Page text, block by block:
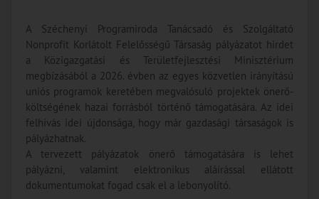
A Széchenyi Programiroda Tanácsadó és Szolgáltató
Nonprofit Korlátolt Felelősségű Társaság pályázatot hirdet
a Közigazgatási és Területfejlesztési Minisztérium
megbízásából a 2026. évben az egyes közvetlen irányítású
uniós programok keretében megvalósuló projektek önerő-
költségének hazai forrásból történő támogatására. Az idei
felhívás idei újdonsága, hogy már gazdasági társaságok is
pályázhatnak.
A tervezett pályázatok önerő támogatására is lehet
pályázni, valamint elektronikus aláírással ellátott
dokumentumokat fogad csak el a lebonyolító.